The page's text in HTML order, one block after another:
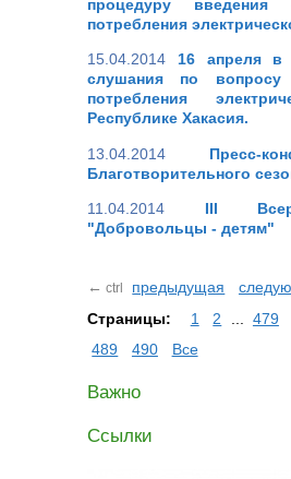
процедуру введения
потребления
15.04.2014
16 апреля в
слушания по
потребления
Республике Хакасия.
13.04.2014
Пресс-
Благотворительного
11.04.2014
III
"Добровольцы - детям"
← ctrl предыдущая
Страницы:
1 2 479
489
490 Все
Важно
Ссылки